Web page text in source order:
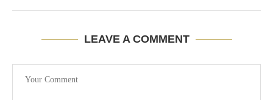
LEAVE A COMMENT